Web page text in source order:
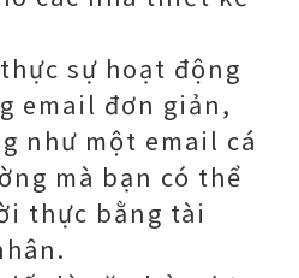
sự hoạt động
email đơn giản,
như một email cá
mà bạn có thể
thực bằng tài